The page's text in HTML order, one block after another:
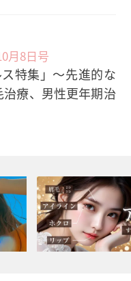
月8日号
ス特集」〜先進的な
治療、男性更年期治